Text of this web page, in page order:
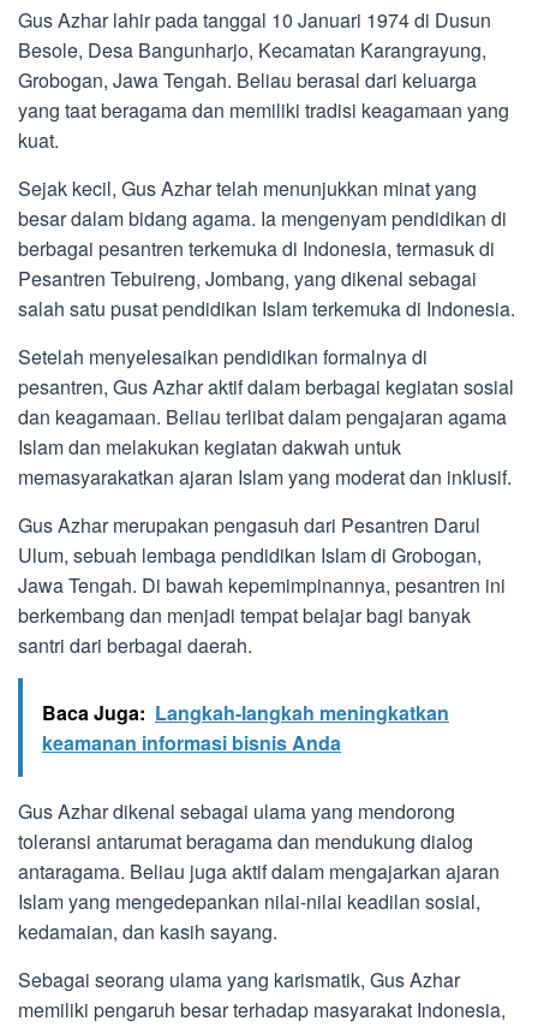
Gus Azhar lahir pada tanggal 10 Januari 1974 di Dusun
Besole, Desa Bangunharjo, Kecamatan Karangrayung,
Grobogan, Jawa Tengah. Beliau berasal dari keluarga
yang taat beragama dan memiliki tradisi keagamaan yang
kuat.
Sejak kecil, Gus Azhar telah menunjukkan minat yang
besar dalam bidang agama. Ia mengenyam pendidikan di
berbagai pesantren terkemuka di Indonesia, termasuk di
Pesantren Tebuireng, Jombang, yang dikenal sebagai
salah satu pusat pendidikan Islam terkemuka di Indonesia.
Setelah menyelesaikan pendidikan formalnya di
pesantren, Gus Azhar aktif dalam berbagai kegiatan sosial
dan keagamaan. Beliau terlibat dalam pengajaran agama
Islam dan melakukan kegiatan dakwah untuk
memasyarakatkan ajaran Islam yang moderat dan inklusif.
Gus Azhar merupakan pengasuh dari Pesantren Darul
Ulum, sebuah lembaga pendidikan Islam di Grobogan,
Jawa Tengah. Di bawah kepemimpinannya, pesantren ini
berkembang dan menjadi tempat belajar bagi banyak
santri dari berbagai daerah.
Baca Juga: Langkah-langkah meningkatkan
keamanan informasi bisnis Anda
Gus Azhar dikenal sebagai ulama yang mendorong
toleransi antarumat beragama dan mendukung dialog
antaragama. Beliau juga aktif dalam mengajarkan ajaran
Islam yang mengedepankan nilai-nilai keadilan sosial,
kedamaian, dan kasih sayang.
Sebagai seorang ulama yang karismatik, Gus Azhar
memiliki pengaruh besar terhadap masyarakat Indonesia,